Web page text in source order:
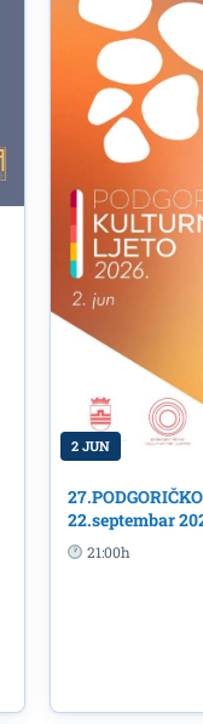
2 JUN
22.septembar
21:00h